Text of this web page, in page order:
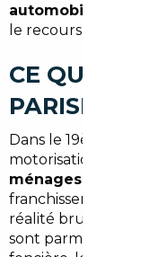
automobile
le recours à un
CE QUE LE
PARISIEN
Dans le 19ème
motorisation reste
ménages
franchissent le pas
réalité brutale : les
sont parmi les plus